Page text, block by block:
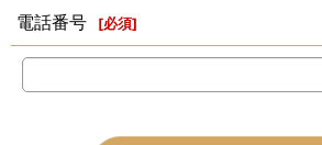
電話番号 [必須]